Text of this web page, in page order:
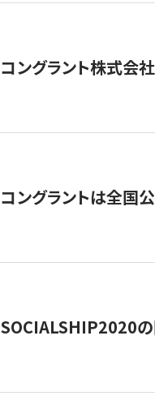
コングラント株式会
コングラントは全国
SOCIALSHIP2020の